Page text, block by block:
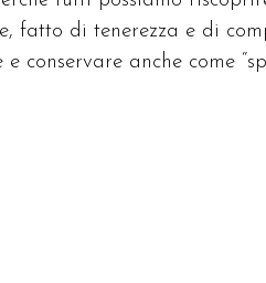
fatto di tenerezza e di
conservare anche come